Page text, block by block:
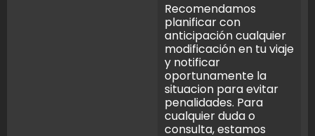
Recomendamos
planificar con
anticipación cualquier
modificación en tu viaje
y notificar
oportunamente la
situacion para evitar
penalidades. Para
cualquier duda o
consulta, estamos